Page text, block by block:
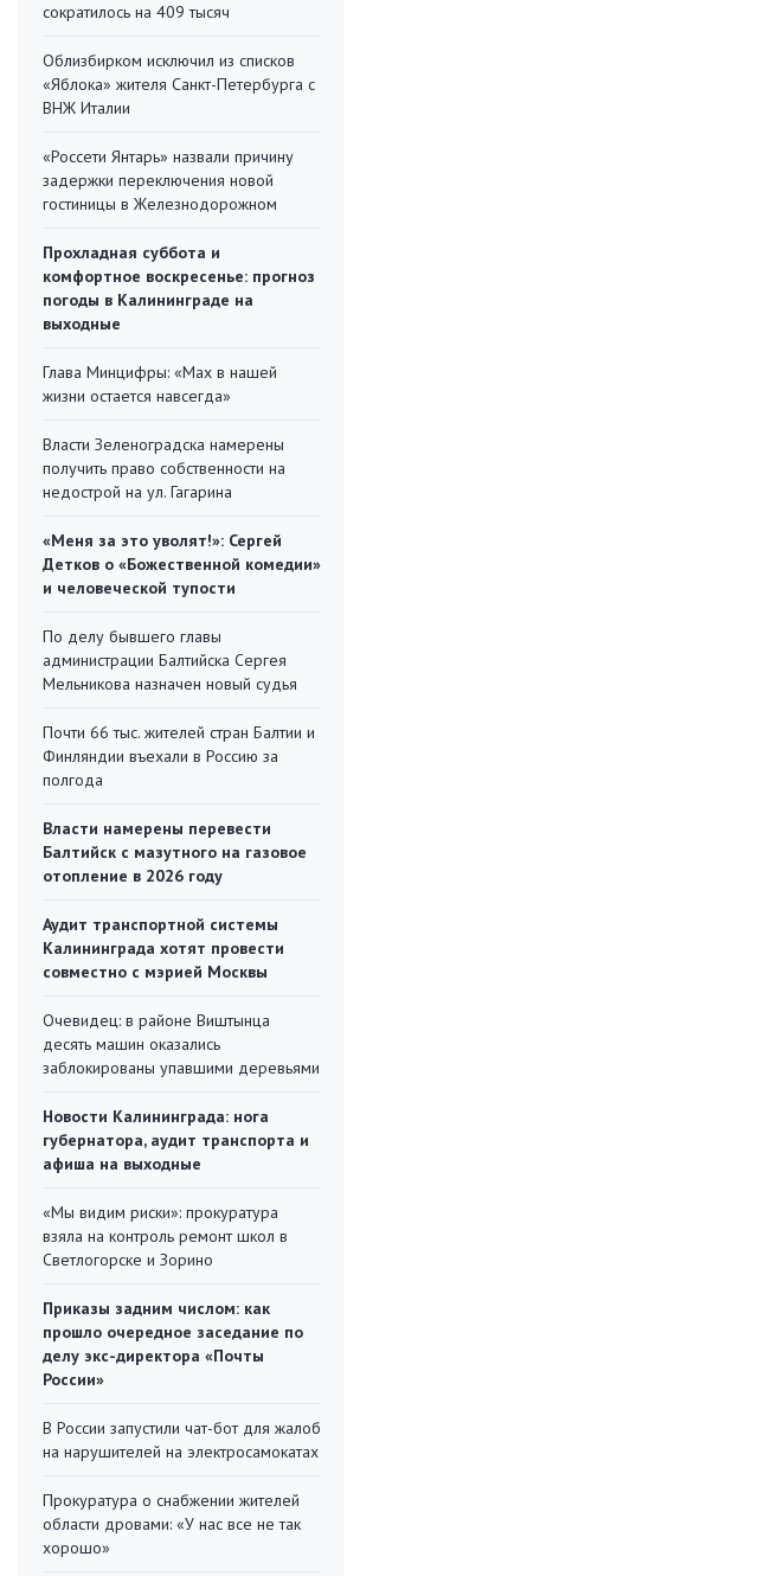
сократилось на 409 тысяч
Облизбирком исключил из списков
«Яблока» жителя Санкт-Петербурга с
ВНЖ Италии
«Россети Янтарь» назвали причину
задержки переключения новой
гостиницы в Железнодорожном
Прохладная суббота и
комфортное воскресенье: прогноз
погоды в Калининграде на
выходные
Глава Минцифры: «Мах в нашей
жизни остается навсегда»
Власти Зеленоградска намерены
получить право собственности на
недострой на ул. Гагарина
«Меня за это уволят!»: Сергей
Детков о «Божественной комедии»
и человеческой тупости
По делу бывшего главы
администрации Балтийска Сергея
Мельникова назначен новый судья
Почти 66 тыс. жителей стран Балтии и
Финляндии въехали в Россию за
полгода
Власти намерены перевести
Балтийск с мазутного на газовое
отопление в 2026 году
Аудит транспортной системы
Калининграда хотят провести
совместно с мэрией Москвы
Очевидец: в районе Виштынца
десять машин оказались
заблокированы упавшими деревьями
Новости Калининграда: нога
губернатора, аудит транспорта и
афиша на выходные
«Мы видим риски»: прокуратура
взяла на контроль ремонт школ в
Светлогорске и Зорино
Приказы задним числом: как
прошло очередное заседание по
делу экс-директора «Почты
России»
В России запустили чат-бот для жалоб
на нарушителей на электросамокатах
Прокуратура о снабжении жителей
области дровами: «У нас все не так
хорошо»